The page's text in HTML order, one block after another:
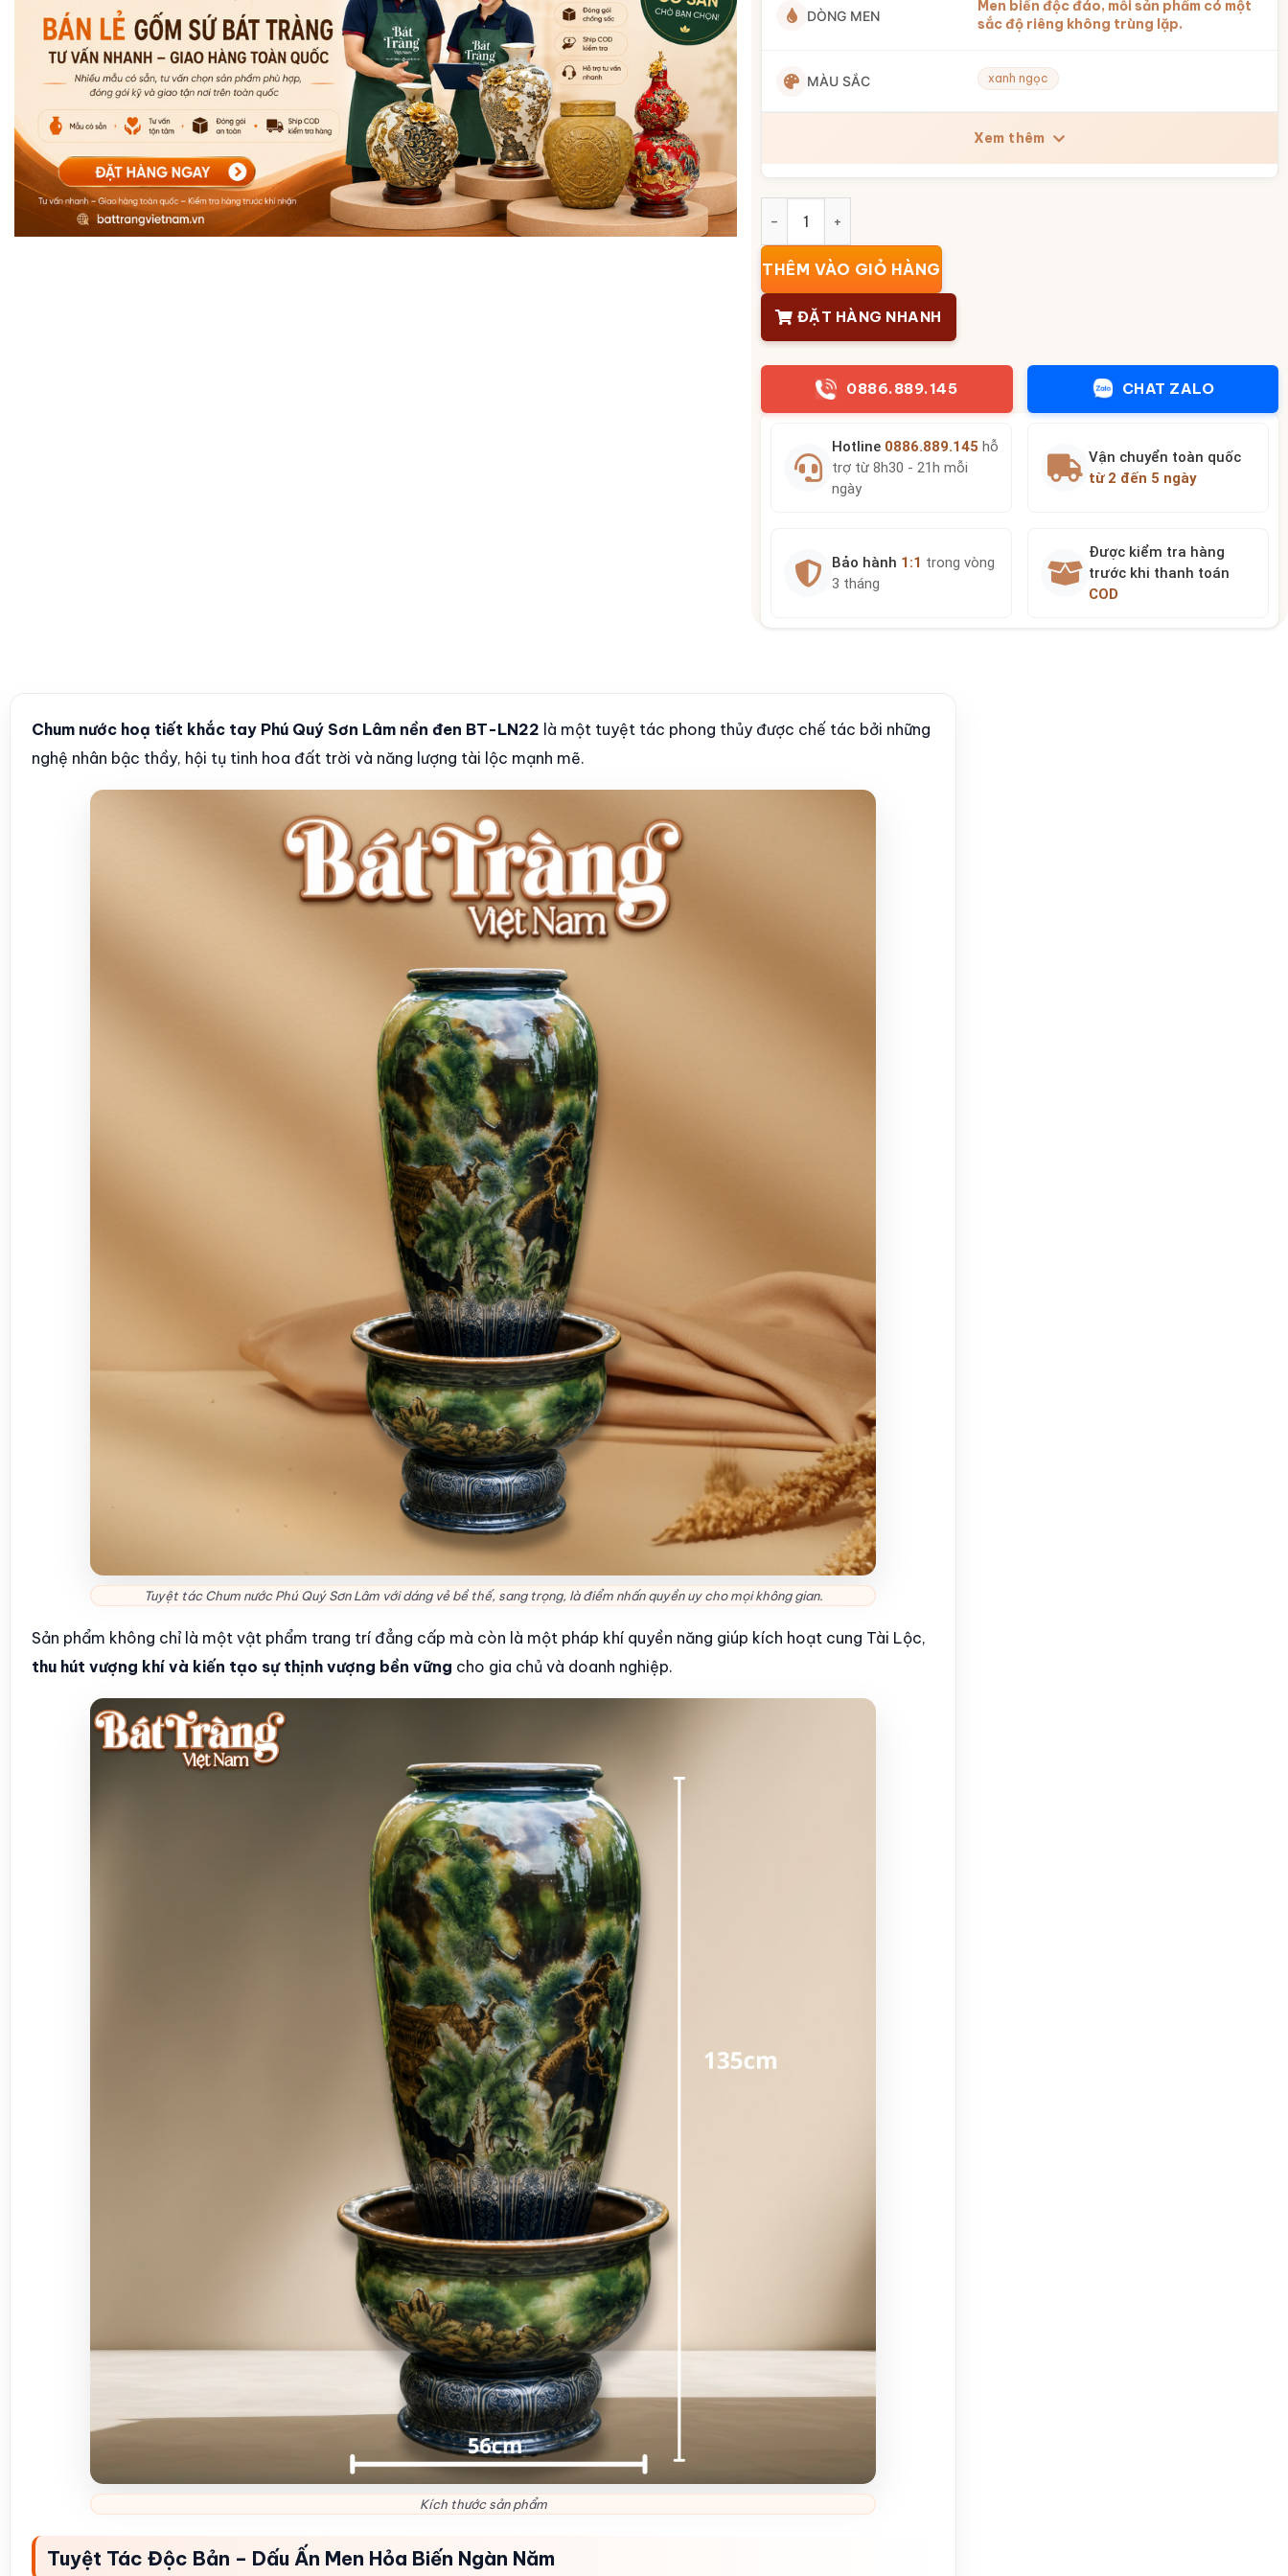
DÒNG MEN
Men biến độc đáo, mỗi sản phẩm có một
sắc độ riêng không trùng lặp.
MÀU SẮC xanh ngọc
Xem thêm
THÊM VÀO GIỎ HÀNG
ĐẶT HÀNG NHANH
0886.889.145 CHAT ZALO
Hotline 0886.889.145 hỗ
trợ từ 8h30 - 21h mỗi
ngày
Vận chuyển toàn quốc
từ 2 đến 5 ngày
Bảo hành 1:1 trong vòng
3 tháng
Được kiểm tra hàng
trước khi thanh toán
COD
Chum nước hoạ tiết khắc tay Phú Quý Sơn Lâm nền đen BT-LN22 là một tuyệt tác phong thủy được chế tác bởi những
nghệ nhân bậc thầy, hội tụ tinh hoa đất trời và năng lượng tài lộc mạnh mẽ.
Tuyệt tác Chum nước Phú Quý Sơn Lâm với dáng vẻ bề thế, sang trọng, là điểm nhấn quyền uy cho mọi không gian.
Sản phẩm không chỉ là một vật phẩm trang trí đẳng cấp mà còn là một pháp khí quyền năng giúp kích hoạt cung Tài Lộc,
thu hút vượng khí và kiến tạo sự thịnh vượng bền vững cho gia chủ và doanh nghiệp.
Kích thước sản phẩm
Tuyệt Tác Độc Bản – Dấu Ấn Men Hỏa Biến Ngàn Năm